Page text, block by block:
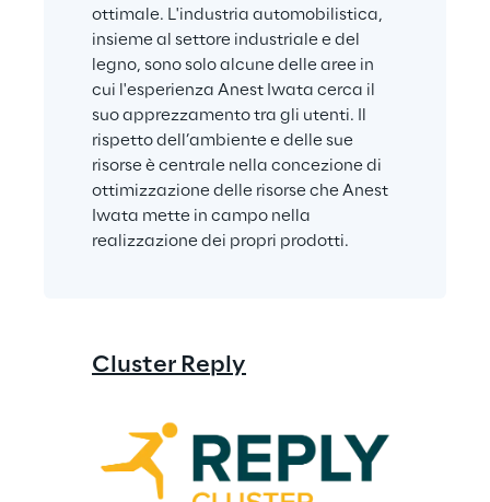
ottimale. L'industria automobilistica,
insieme al settore industriale e del
legno, sono solo alcune delle aree in
cui l'esperienza Anest Iwata cerca il
suo apprezzamento tra gli utenti. Il
rispetto dell’ambiente e delle sue
risorse è centrale nella concezione di
ottimizzazione delle risorse che Anest
Iwata mette in campo nella
realizzazione dei propri prodotti.
Cluster Reply